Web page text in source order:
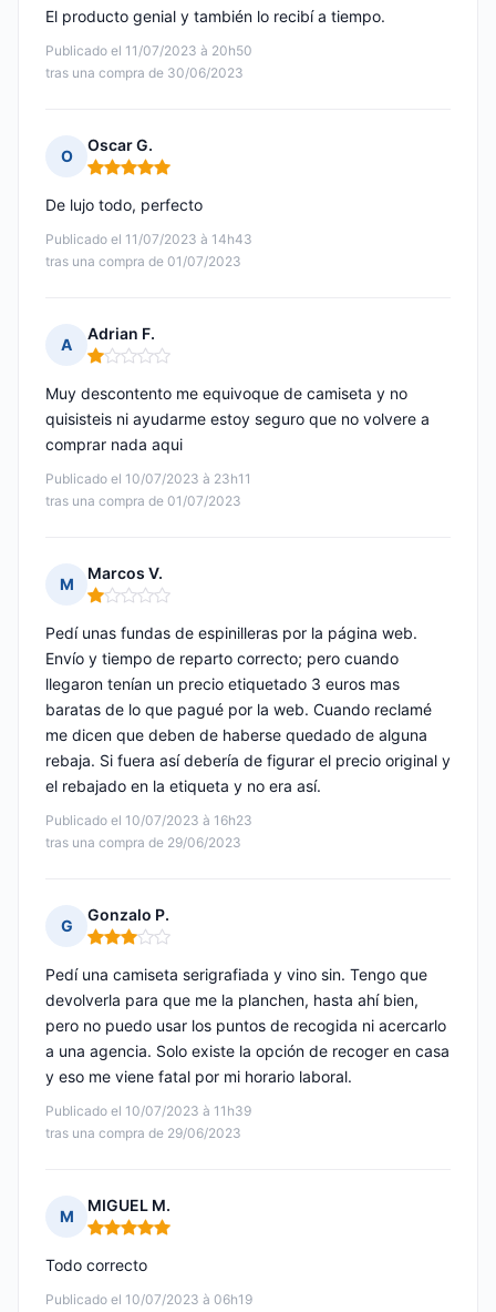
Publicado el 11/07/2023 à 20h50
tras una compra de 30/06/2023
El producto genial y también lo recibí a tiempo.
O
Oscar G.
Nota: 5 de 5
Publicado el 11/07/2023 à 14h43
tras una compra de 01/07/2023
De lujo todo, perfecto
A
Adrian F.
Nota: 1 de 5
Publicado el 10/07/2023 à 23h11
tras una compra de 01/07/2023
Muy descontento me equivoque de camiseta y no
quisisteis ni ayudarme estoy seguro que no volvere a
comprar nada aqui
M
Marcos V.
Nota: 1 de 5
Publicado el 10/07/2023 à 16h23
tras una compra de 29/06/2023
Pedí unas fundas de espinilleras por la página web.
Envío y tiempo de reparto correcto; pero cuando
llegaron tenían un precio etiquetado 3 euros mas
baratas de lo que pagué por la web. Cuando reclamé
me dicen que deben de haberse quedado de alguna
rebaja. Si fuera así debería de figurar el precio original y
el rebajado en la etiqueta y no era así.
G
Gonzalo P.
Nota: 3 de 5
Publicado el 10/07/2023 à 11h39
tras una compra de 29/06/2023
Pedí una camiseta serigrafiada y vino sin. Tengo que
devolverla para que me la planchen, hasta ahí bien,
pero no puedo usar los puntos de recogida ni acercarlo
a una agencia. Solo existe la opción de recoger en casa
y eso me viene fatal por mi horario laboral.
M
MIGUEL M.
Nota: 5 de 5
Publicado el 10/07/2023 à 06h19
Todo correcto